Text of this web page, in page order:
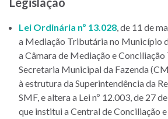
Lei Ordinária nº 13.028, de 11 de
a Mediação Tributária no Município
a Câmara de Mediação e
Secretaria Municipal da Fazenda
à estrutura da Superintendência da
SMF, e altera a Lei nº 12.003, de 27
que institui a Central de Conciliação